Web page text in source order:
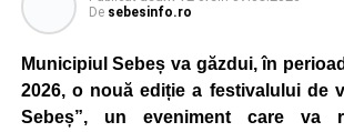
pentru vătămare corporală din
stabilească toate împrejurările în
accidentul.
De sebesinfo.ro
Municipiul Sebeș va găzdui, în
2026, o nouă ediție a festivalului de
Sebeș”, un eveniment care va